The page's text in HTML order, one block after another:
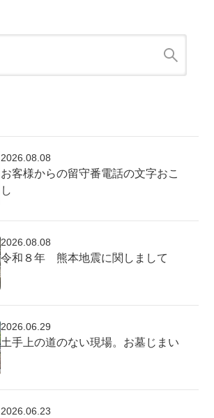
2026.08.08
お客様からの留守番電話の文字おこ
し
2026.08.08
令和８年 熊本地震に関しまして
2026.06.29
土手上の道のない現場。お墓じまい
2026.06.23